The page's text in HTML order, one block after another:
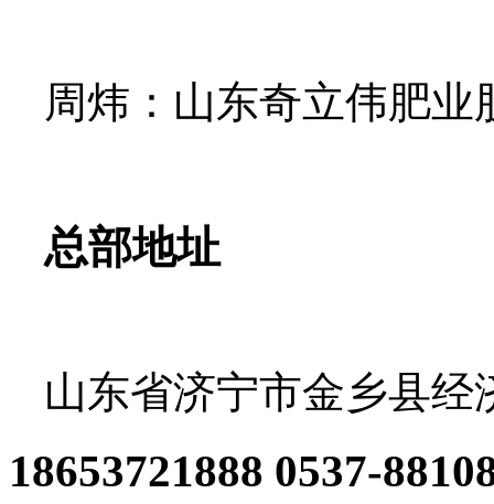
周炜：山东奇立伟肥
总部地址
山东省济宁市金乡县经
18653721888 0537-